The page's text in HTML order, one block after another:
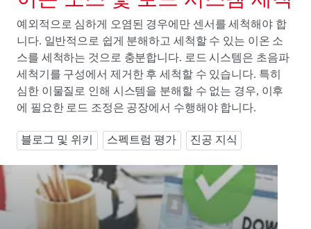
예외적으로 심하게 오염된 경우에만 센서를 세척해야 합
니다. 일반적으로 쉽게 분해하고 세척할 수 있는 이온 소
스를 세척하는 것으로 충분합니다. 로드 시스템은 초음파
세척기를 구성에서 제거한 후 세척할 수 있습니다. 특히
심한 이물질로 인해 시스템을 분해할 수 없는 경우, 이후
에 필요한 로드 조정은 공장에서 수행해야 합니다.
블로그 및 위키 스펙트럼 평가 진공 지식